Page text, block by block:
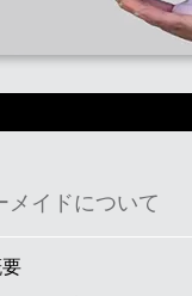
メイドについて